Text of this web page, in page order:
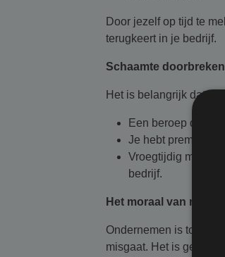
Door jezelf op tijd te
terugkeert in je bedrijf.
Schaamte doorbreken
Het is belangrijk dat
Een beroep doen
Je hebt premie
Vroegtijdig melden
bedrijf.
Het moraal van mijn
Ondernemen is
misgaat. Het is geen